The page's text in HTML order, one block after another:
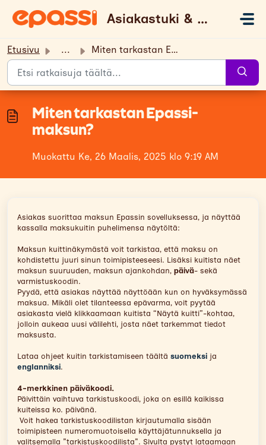
Asiakastuki & UKK
Etusivu ... Miten tarkastan Epassi-maksun?
Miten tarkastan Epassi-
maksun?
Muokattu Ke, 26 Maalis, 2025 klo 9:19 AM
Asiakas suorittaa maksun Epassin sovelluksessa, ja näyttää
kassalla maksukuitin puhelimensa näytöltä:
Maksun kuittinäkymästä voit tarkistaa, että maksu on
kohdistettu juuri sinun toimipisteeseesi. Lisäksi kuitista näet
maksun suuruuden, maksun ajankohdan, päivä- sekä
varmistuskoodin.
Pyydä, että asiakas näyttää näyttöään kun on hyväksymässä
maksua. Mikäli olet tilanteessa epävarma, voit pyytää
asiakasta vielä klikkaamaan kuitista “Näytä kuitti”-kohtaa,
jolloin aukeaa uusi välilehti, josta näet tarkemmat tiedot
maksusta.
Lataa ohjeet kuitin tarkistamiseen täältä suomeksi ja
englanniksi.
4-merkkinen päiväkoodi.
Päivittäin vaihtuva tarkistuskoodi, joka on esillä kaikissa
kuiteissa ko. päivänä.
Voit hakea tarkistuskoodilistan kirjautumalla sisään
toimipisteen numeromuotoisella käyttäjätunnuksella ja
valitsemalla "tarkistuskoodilista". Sivulta pystyt lataamaan